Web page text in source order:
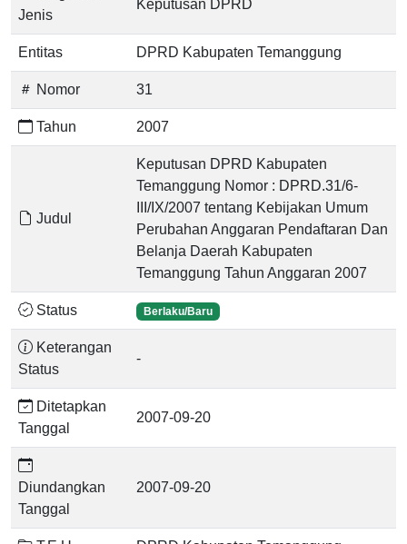
Jenis
Keputusan DPRD
Entitas DPRD Kabupaten Temanggung
Nomor 31
Tahun 2007
Judul
Keputusan DPRD Kabupaten
Temanggung Nomor : DPRD.31/6-
III/IX/2007 tentang Kebijakan Umum
Perubahan Anggaran Pendaftaran Dan
Belanja Daerah Kabupaten
Temanggung Tahun Anggaran 2007
Status Berlaku/Baru
Keterangan
Status
-
Ditetapkan
Tanggal
2007-09-20
Diundangkan
Tanggal
2007-09-20